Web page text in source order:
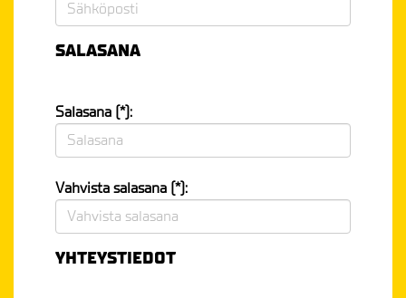
SALASANA
Salasana (*):
Vahvista salasana (*):
YHTEYSTIEDOT